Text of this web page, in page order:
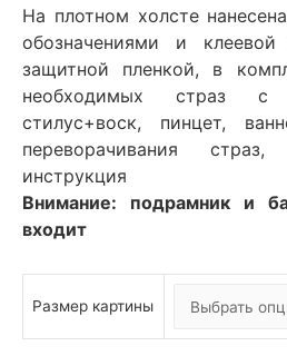
На плотном холсте
обозначениями и
защитной пленкой, в
необходимых страз
стилус+воск, пинцет,
переворачивания
инструкция
Внимание: подрамник и
входит
Размер картины